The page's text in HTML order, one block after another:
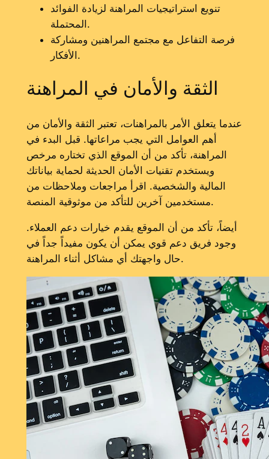
تنويع استراتيجيات المراهنة لزيادة الفوائد
المحتملة.
فرصة التفاعل مع مجتمع المراهنين ومشاركة
الأفكار.
الثقة والأمان في المراهنة
عندما يتعلق الأمر بالمراهنات، تعتبر الثقة والأمان من
أهم العوامل التي يجب مراعاتها. قبل البدء في
المراهنة، تأكد من أن الموقع الذي تختاره مرخص
ويستخدم تقنيات الأمان الحديثة لحماية بياناتك
المالية والشخصية. اقرأ مراجعات وملاحظات من
مستخدمين آخرين للتأكد من موثوقية المنصة.
أيضاً، تأكد من أن الموقع يقدم خيارات دعم العملاء.
وجود فريق دعم قوي يمكن أن يكون مفيداً جداً في
حال واجهتك أي مشاكل أثناء المراهنة.